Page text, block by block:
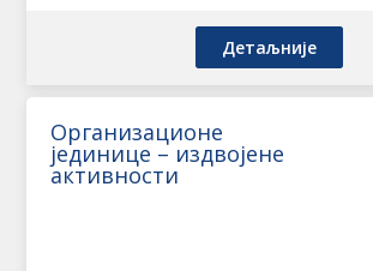
Детаљније
Организационе
јединице – издвојене
активности